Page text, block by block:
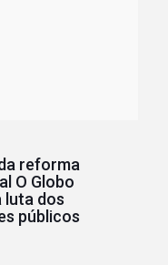
reforma
O Globo
luta dos
públicos